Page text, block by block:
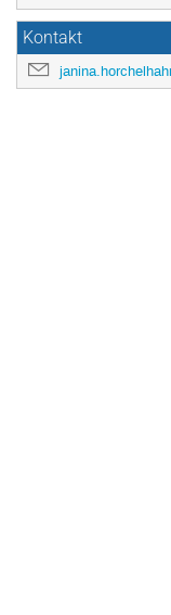
Kontakt
janina.horchelhahn@sofi.uni-